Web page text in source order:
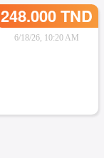
248.000 TND
6/18/26, 10:20 AM